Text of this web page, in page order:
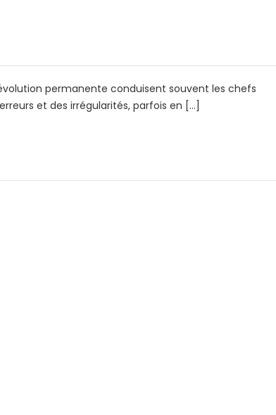
permanente conduisent souvent les chefs
et des irrégularités, parfois en […]